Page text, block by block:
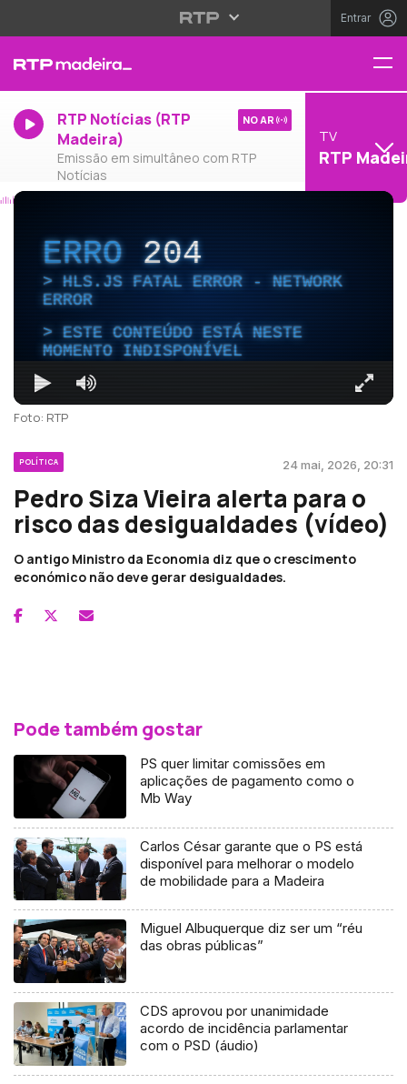
Entrar
RTP Notícias (RTP
Madeira)
Emissão em simultâneo com RTP
Notícias
NO AR
TV
RTP
ERRO204
HLS.JS FATAL ERROR - NETWORK
ERROR
ESTE CONTEÚDO ESTÁ NESTE
MOMENTO INDISPONÍVEL
Foto: RTP
POLÍTICA 24 mai, 2026, 20:31
Pedro Siza Vieira alerta para o
risco das desigualdades (vídeo)
O antigo Ministro da Economia diz que o crescimento
económico não deve gerar desigualdades.
Pode também gostar
PS quer limitar comissões em
aplicações de pagamento como o
Mb Way
Carlos César garante que o PS está
disponível para melhorar o modelo
de mobilidade para a Madeira
Miguel Albuquerque diz ser um “réu
das obras públicas”
CDS aprovou por unanimidade
acordo de incidência parlamentar
com o PSD (áudio)